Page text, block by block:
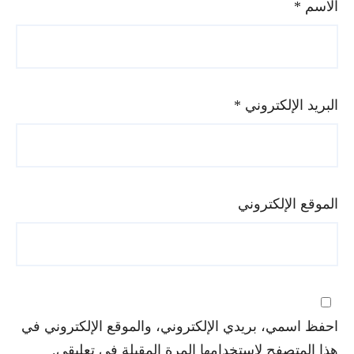
الاسم*
البريد الإلكتروني*
الموقع الإلكتروني
احفظ اسمي، بريدي الإلكتروني، والموقع الإلكتروني في
هذا المتصفح لاستخدامها المرة المقبلة في تعليقي.